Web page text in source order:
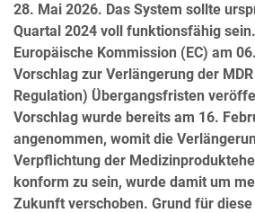
28. Mai 2026. Das System sollte
Quartal 2024 voll funktionsfähig
Europäische Kommission (EC) am
Vorschlag zur Verlängerung der
Regulation) Übergangsfristen
Vorschlag wurde bereits am 16.
angenommen, womit die
Verpflichtung der
konform zu sein, wurde damit um
Zukunft verschoben. Grund für